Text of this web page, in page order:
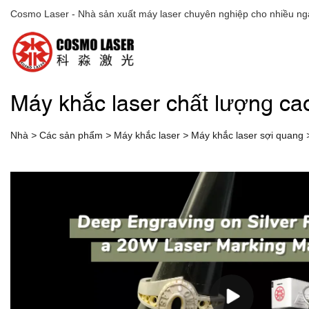
Cosmo Laser - Nhà sản xuất máy laser chuyên nghiệp cho nhiều
Máy khắc laser chất lượng
Nhà > Các sản phẩm > Máy khắc laser > Máy khắc laser sợi quang